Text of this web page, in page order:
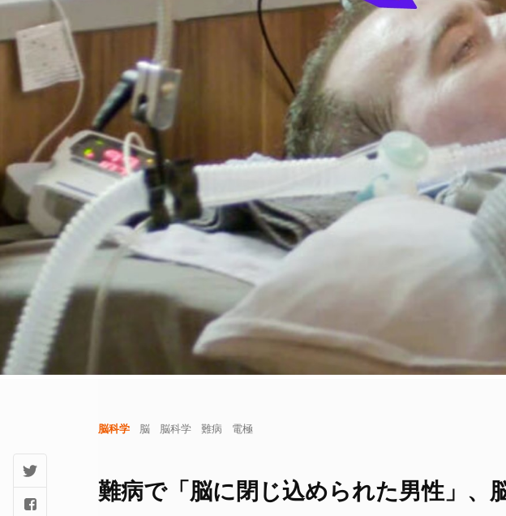
脳科学 脳 脳科学 難病 電極
難病で「脳に閉じ込められた男性」、